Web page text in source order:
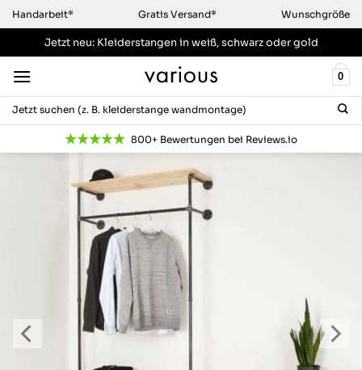
Zum
Inhalt
springen
Handarbeit* Gratis Versand* Wunschgröße
Jetzt neu: Kleiderstangenin weiß, schwarz oder gold
0
Suchen
nach:
800+ Bewertungen bei Reviews.io